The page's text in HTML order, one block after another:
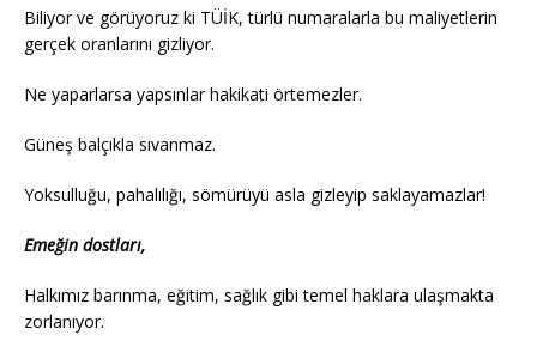
Biliyor ve görüyoruz ki TÜİK, türlü numaralarla bu maliyetlerin
gerçek oranlarını gizliyor.
Ne yaparlarsa yapsınlar hakikati örtemezler.
Güneş balçıkla sıvanmaz.
Yoksulluğu, pahalılığı, sömürüyü asla gizleyip saklayamazlar!
Emeğin dostları,
Halkımız barınma, eğitim, sağlık gibi temel haklara ulaşmakta
zorlanıyor.